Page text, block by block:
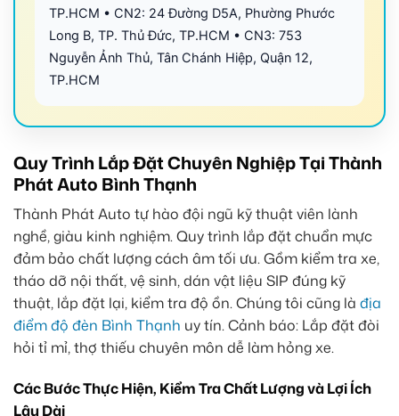
TP.HCM • CN2: 24 Đường D5A, Phường Phước
Long B, TP. Thủ Đức, TP.HCM • CN3: 753
Nguyễn Ảnh Thủ, Tân Chánh Hiệp, Quận 12,
TP.HCM
Quy Trình Lắp Đặt Chuyên Nghiệp Tại Thành
Phát Auto Bình Thạnh
Thành Phát Auto tự hào đội ngũ kỹ thuật viên lành
nghề, giàu kinh nghiệm. Quy trình lắp đặt chuẩn mực
đảm bảo chất lượng cách âm tối ưu. Gồm kiểm tra xe,
tháo dỡ nội thất, vệ sinh, dán vật liệu SIP đúng kỹ
thuật, lắp đặt lại, kiểm tra độ ồn. Chúng tôi cũng là địa
điểm độ đèn Bình Thạnh uy tín. Cảnh báo: Lắp đặt đòi
hỏi tỉ mỉ, thợ thiếu chuyên môn dễ làm hỏng xe.
Các Bước Thực Hiện, Kiểm Tra Chất Lượng và Lợi Ích
Lâu Dài